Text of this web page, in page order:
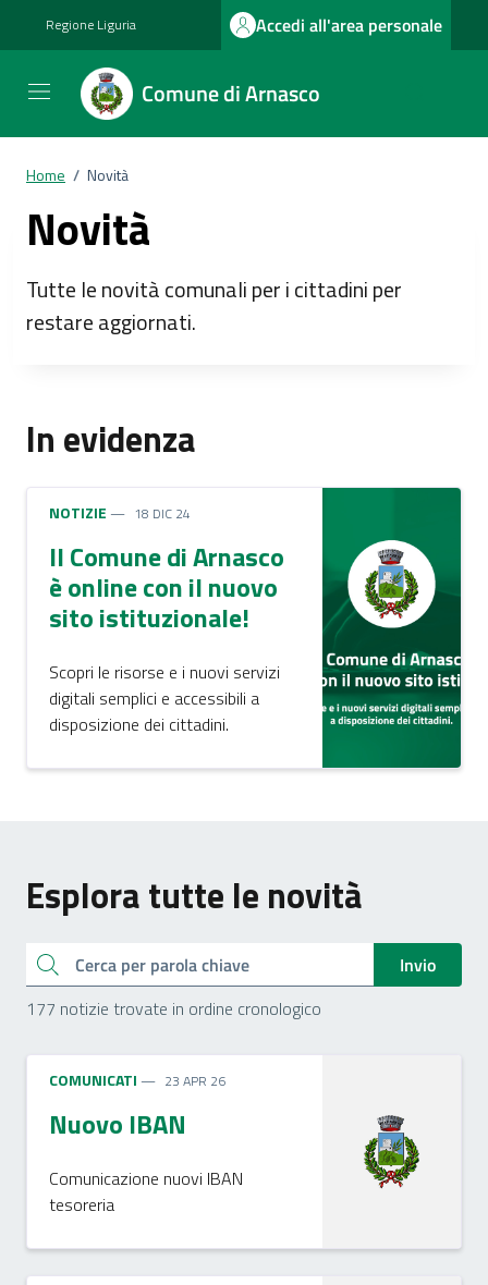
Regione Liguria Accedi all'area personale
Comune di Arnasco
Home / Novità
Novità
Tutte le novità comunali per i cittadini per
restare aggiornati.
In evidenza
NOTIZIE 18 DIC 24
Il Comune di Arnasco
è online con il nuovo
sito istituzionale!
Scopri le risorse e i nuovi servizi
digitali semplici e accessibili a
disposizione dei cittadini.
Esplora tutte le novità
Cerca
Invio
177 notizie trovate in ordine cronologico
COMUNICATI 23 APR 26
Nuovo IBAN
Comunicazione nuovi IBAN
tesoreria